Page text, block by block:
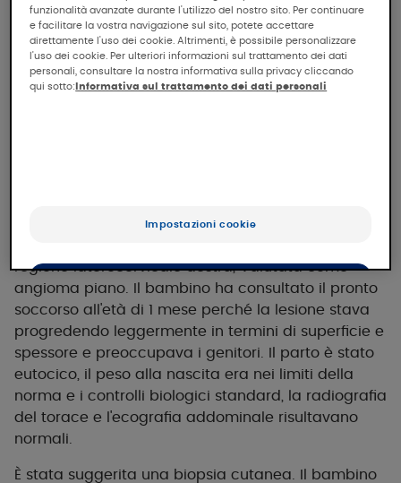
Il caso clinico
lieve estensione verso la parte superiore della
regione laterocervicale destra, Valutata come
angioma piano. Il bambino ha consultato il pronto
soccorso all'età di 1 mese perché la lesione stava
progredendo leggermente in termini di superficie e
spessore e preoccupava i genitori. Il parto è stato
eutocico, il peso alla nascita era nei limiti della
norma e i controlli biologici standard, la radiografia
del torace e l'ecografia addominale risultavano
normali.
È stata suggerita una biopsia cutanea. Il bambino
funzionalità avanzate durante l'utilizzo del nostro sito. Per continuare
e facilitare la vostra navigazione sul sito, potete accettare
direttamente l'uso dei cookie. Altrimenti, è possibile personalizzare
l'uso dei cookie. Per ulteriori informazioni sul trattamento dei dati
personali, consultare la nostra informativa sulla privacy cliccando
qui sotto: Informativa sul trattamento dei dati personali
Impostazioni cookie
Rifiuta tutti i cookie e chiudi
Accetta tutti i cookie